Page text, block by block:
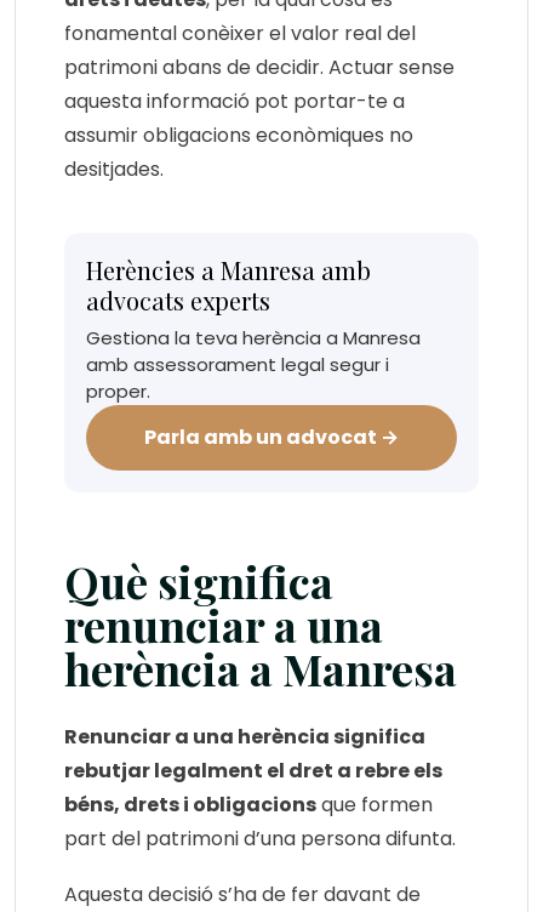
fonamental conèixer el valor real del
patrimoni abans de decidir. Actuar sense
aquesta informació pot portar-te a
assumir obligacions econòmiques no
desitjades.
Herències a Manresa amb
advocats experts
Gestiona la teva herència a Manresa
amb assessorament legal segur i
proper.
Parla amb un advocat →
Què significa
renunciar a una
herència a Manresa
Renunciar a una herència significa
rebutjar legalment el dret a rebre els
béns, drets i obligacionsque formen
part del patrimoni d’una persona difunta.
Aquesta decisió s’ha de fer davant de